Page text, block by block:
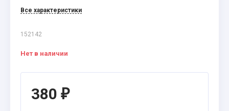
Все характеристики
152142
Нет в наличии
380 ₽